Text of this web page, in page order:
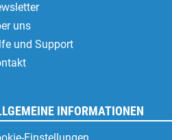
uns
und Support
INFORMATIONEN